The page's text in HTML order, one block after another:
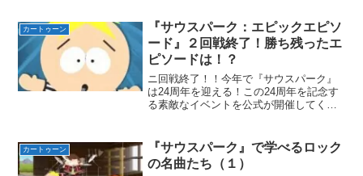
『サウスパーク：エピックエピソード』
を開始。『サウス...
カートゥーン
『サウスパーク：エピックエピソ
ード』２回戦終了！勝ち残ったエ
ピソードは！？
ニ回戦終了！！今年で『サウスパーク』
は24周年を迎える！この24周年を記念す
る素敵なイベントを公式が開催してくれ
ウスパーク』で人気のあるエピソード64
個から、どのエ...
カートゥーン
『サウスパーク』で学べるロック
の名曲たち（１）